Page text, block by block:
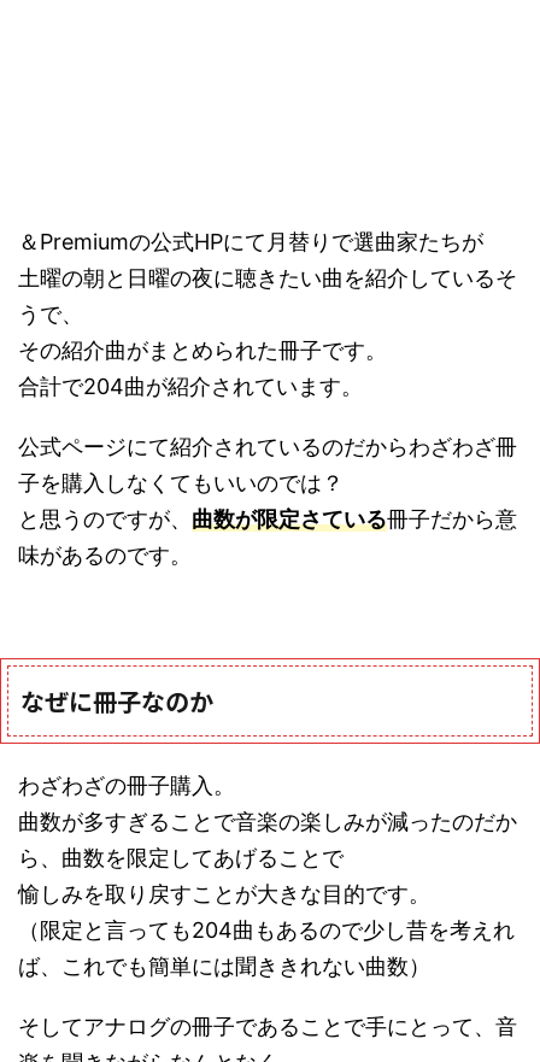
＆Premiumの公式HPにて月替りで選曲家たちが
土曜の朝と日曜の夜に聴きたい曲を紹介しているそ
うで、
その紹介曲がまとめられた冊子です。
合計で204曲が紹介されています。
公式ページにて紹介されているのだからわざわざ冊
子を購入しなくてもいいのでは？
と思うのですが、 曲数が限定さている冊子だから意
味があるのです。
なぜに冊子なのか
わざわざの冊子購入。
曲数が多すぎることで音楽の楽しみが減ったのだか
ら、曲数を限定してあげることで
愉しみを取り戻すことが大きな目的です。
（限定と言っても204曲もあるので少し昔を考えれ
ば、これでも簡単には聞ききれない曲数）
そしてアナログの冊子であることで手にとって、音